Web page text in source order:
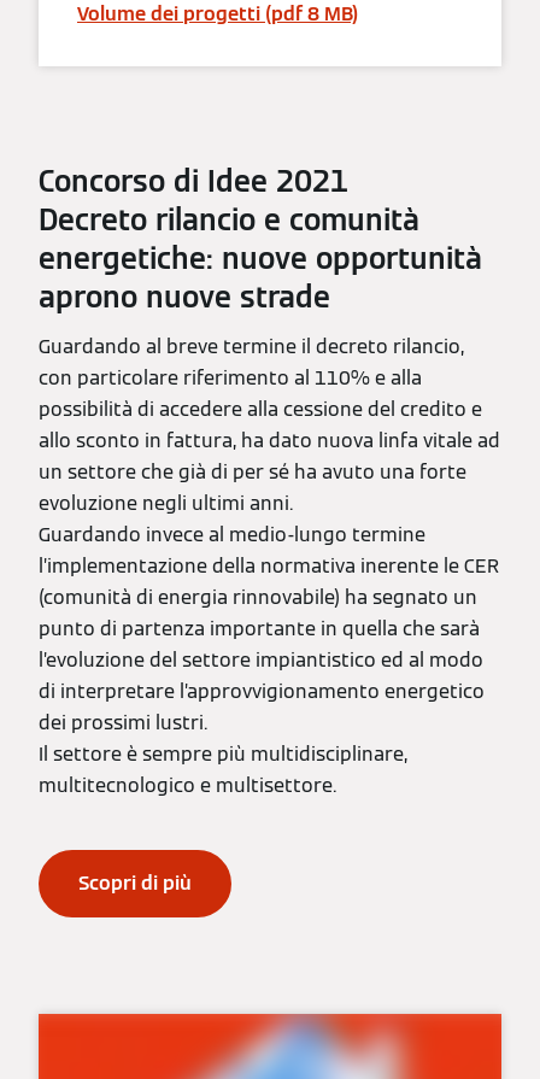
Volume dei progetti (pdf 8 MB)
Concorso di Idee 2021
Decreto rilancio e comunità
energetiche: nuove opportunità
aprono nuove strade
Guardando al breve termine il decreto rilancio,
con particolare riferimento al 110% e alla
possibilità di accedere alla cessione del credito e
allo sconto in fattura, ha dato nuova linfa vitale ad
un settore che già di per sé ha avuto una forte
evoluzione negli ultimi anni.
Guardando invece al medio-lungo termine
l’implementazione della normativa inerente le CER
(comunità di energia rinnovabile) ha segnato un
punto di partenza importante in quella che sarà
l’evoluzione del settore impiantistico ed al modo
di interpretare l’approvvigionamento energetico
dei prossimi lustri.
Il settore è sempre più multidisciplinare,
multitecnologico e multisettore.
Scopri di più